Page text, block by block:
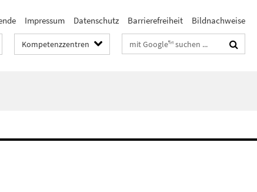
Impressum Datenschutz Barrierefreiheit Bildnachweise
Kompetenzzentren Suchbegriffe